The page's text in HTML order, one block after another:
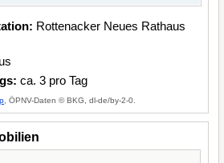
Rottenacker Neues Rathaus
ca. 3 pro Tag
, ÖPNV-Daten © BKG, dl-de/by-2-0.